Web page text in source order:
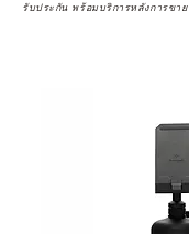
รับประกัน พร้อมบริการหลังการขาย